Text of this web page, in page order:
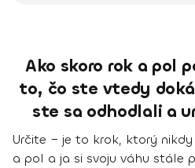
Ako skoro rok a pol
to, čo ste vtedy
ste sa odhodlali a
Určite − je to krok, ktorý
a pol a ja si svoju váhu stále